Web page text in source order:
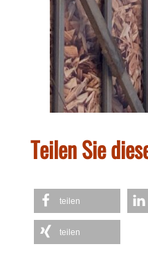
Teilen Sie
teilen
teilen